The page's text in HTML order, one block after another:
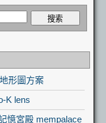
形圖方案
K lens
憶宮殿 mempalace